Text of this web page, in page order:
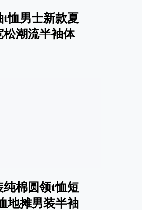
t恤男士新款夏
松潮流半袖体
纯棉圆领t恤短
地摊男装半袖